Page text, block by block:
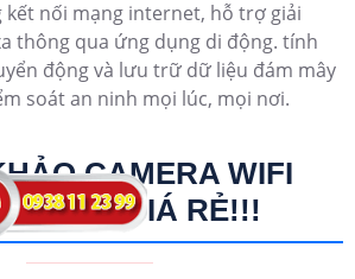
kết nối mạng internet, hỗ trợ giải
thông qua ứng dụng di động. tính
động và lưu trữ dữ liệu đám mây
soát an ninh mọi lúc, mọi nơi.
CAMERA WIFI
HÃNG GIÁ RẺ!!!